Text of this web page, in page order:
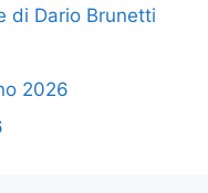
di Dario Brunetti
2026